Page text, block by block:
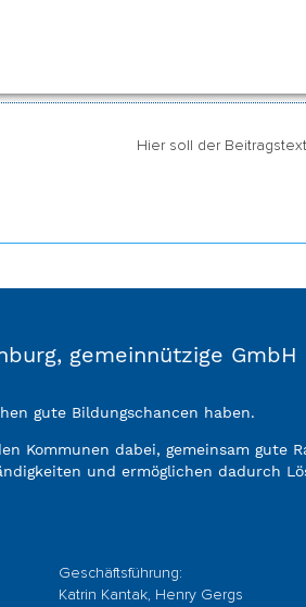
arbeiten wir heute an der Bildung von
Hier soll der
gemeinnützige GmbH
gute Bildungschancen haben.
Kommunen dabei, gemeinsam gute
und ermöglichen dadurch
Geschäftsführung:
Katrin Kantak, Henry Gergs